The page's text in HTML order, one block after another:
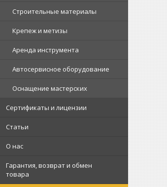
Строительные материалы
Крепеж и метизы
Аренда инструмента
Автосервисное оборудование
Оснащение мастерских
Сертификаты и лицензии
Статьи
О нас
Гарантия, возврат и обмен
товара